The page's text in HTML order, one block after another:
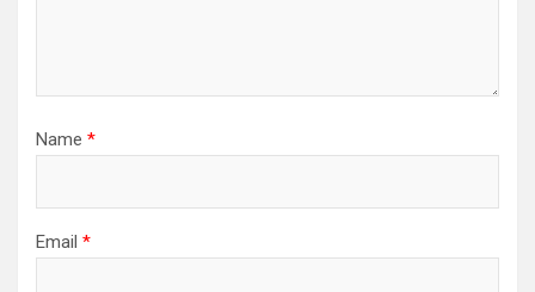
Name *
Email *